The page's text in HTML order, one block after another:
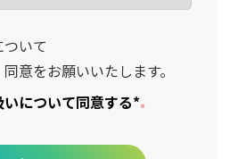
いて
意をお願いいたします。
について同意する*